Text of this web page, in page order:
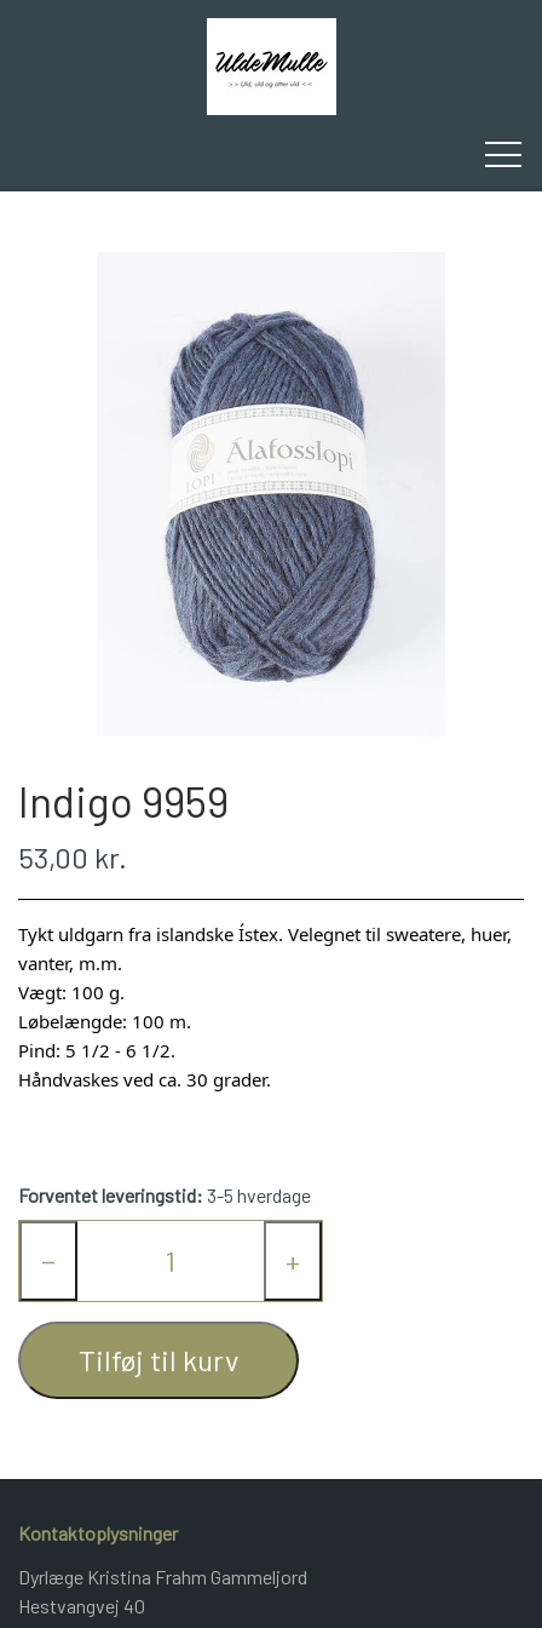
ULDEMULLE
KONTAKT
WEBSHOP
PLÖTULOPI
1 CLASS
KNITPRO
OPSKRIFTER
GAVEKORT
Indigo 9959
53,00 kr.
Tykt uldgarn fra islandske Ístex. Velegnet til sweatere, huer,
vanter, m.m.
Vægt: 100 g.
Løbelængde: 100 m.
Pind: 5 1/2 - 6 1/2.
Håndvaskes ved ca. 30 grader.
Forventet leveringstid: 3-5 hverdage
− +
Tilføj til kurv
Kontaktoplysninger
Dyrlæge Kristina Frahm Gammeljord
Hestvangvej 40